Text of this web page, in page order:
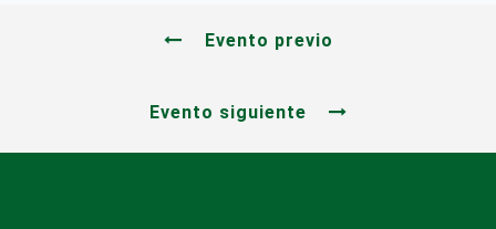
Evento previo
Evento siguiente